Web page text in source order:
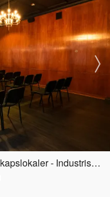
Håndverkeren Konferanse og Selskapslokaler - Industrisalen